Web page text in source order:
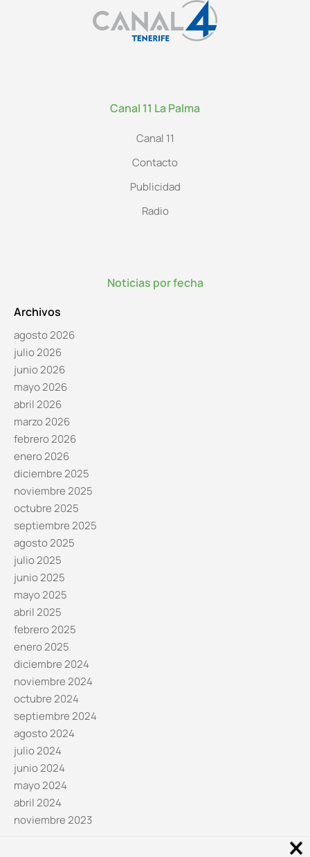
Canal 11 La Palma
Canal 11
Contacto
Publicidad
Radio
Noticias por fecha
Archivos
agosto 2026
julio 2026
junio 2026
mayo 2026
abril 2026
marzo 2026
febrero 2026
enero 2026
diciembre 2025
noviembre 2025
octubre 2025
septiembre 2025
agosto 2025
julio 2025
junio 2025
mayo 2025
abril 2025
febrero 2025
enero 2025
diciembre 2024
noviembre 2024
octubre 2024
septiembre 2024
agosto 2024
julio 2024
junio 2024
mayo 2024
abril 2024
noviembre 2023